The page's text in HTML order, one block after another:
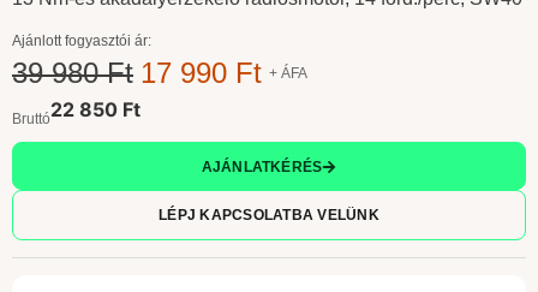
Ajánlott fogyasztói ár:
39 980 Ft 17 990 Ft + ÁFA
Bruttó22 850 Ft
AJÁNLATKÉRÉS
LÉPJ KAPCSOLATBA VELÜNK